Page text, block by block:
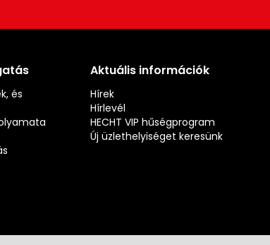
és
Aktuális információk
Hírek
Hírlevél
HECHT VIP hűségprogram
Új üzlethelyiséget keresünk